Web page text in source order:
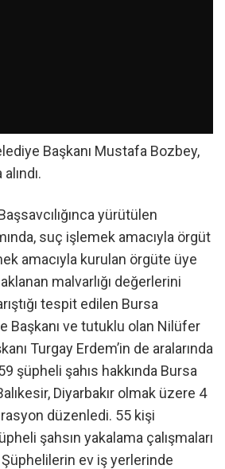
Başkanı Mustafa Bozbey,
yürütülen
suç işlemek amacıyla örgüt
amacıyla kurulan örgüte üye
malvarlığı değerlerini
tespit edilen Bursa
Başkanı ve tutuklu olan Nilüfer
Turgay Erdem’in de aralarında
şüpheli şahıs hakkında Bursa
Diyarbakır olmak üzere 4
düzenledi. 55 kişi
şahsın yakalama çalışmaları
ev iş yerlerinde